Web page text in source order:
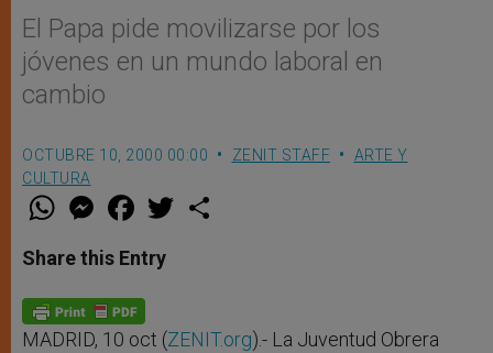
El Papa pide movilizarse por los
jóvenes en un mundo laboral en
cambio
OCTUBRE 10, 2000 00:00 ZENIT STAFF
ARTE Y
CULTURA
W
t
s
p
p
M
e
s
e
g
e
r
F
a
e
b
o
k
w
Share this Entry
MADRID, 10 oct (ZENIT.org).- La Juventud Obrera